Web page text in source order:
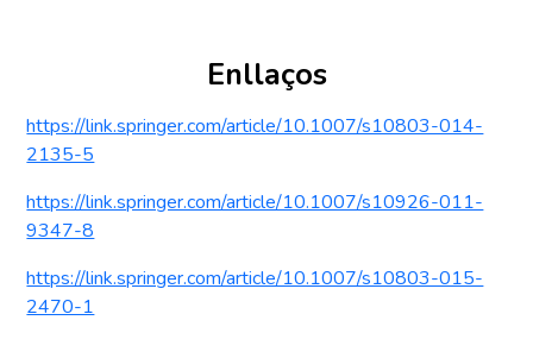
Enllaços
https://link.springer.com/article/10.1007/s10803-014-
2135-5
https://link.springer.com/article/10.1007/s10926-011-
9347-8
https://link.springer.com/article/10.1007/s10803-015-
2470-1